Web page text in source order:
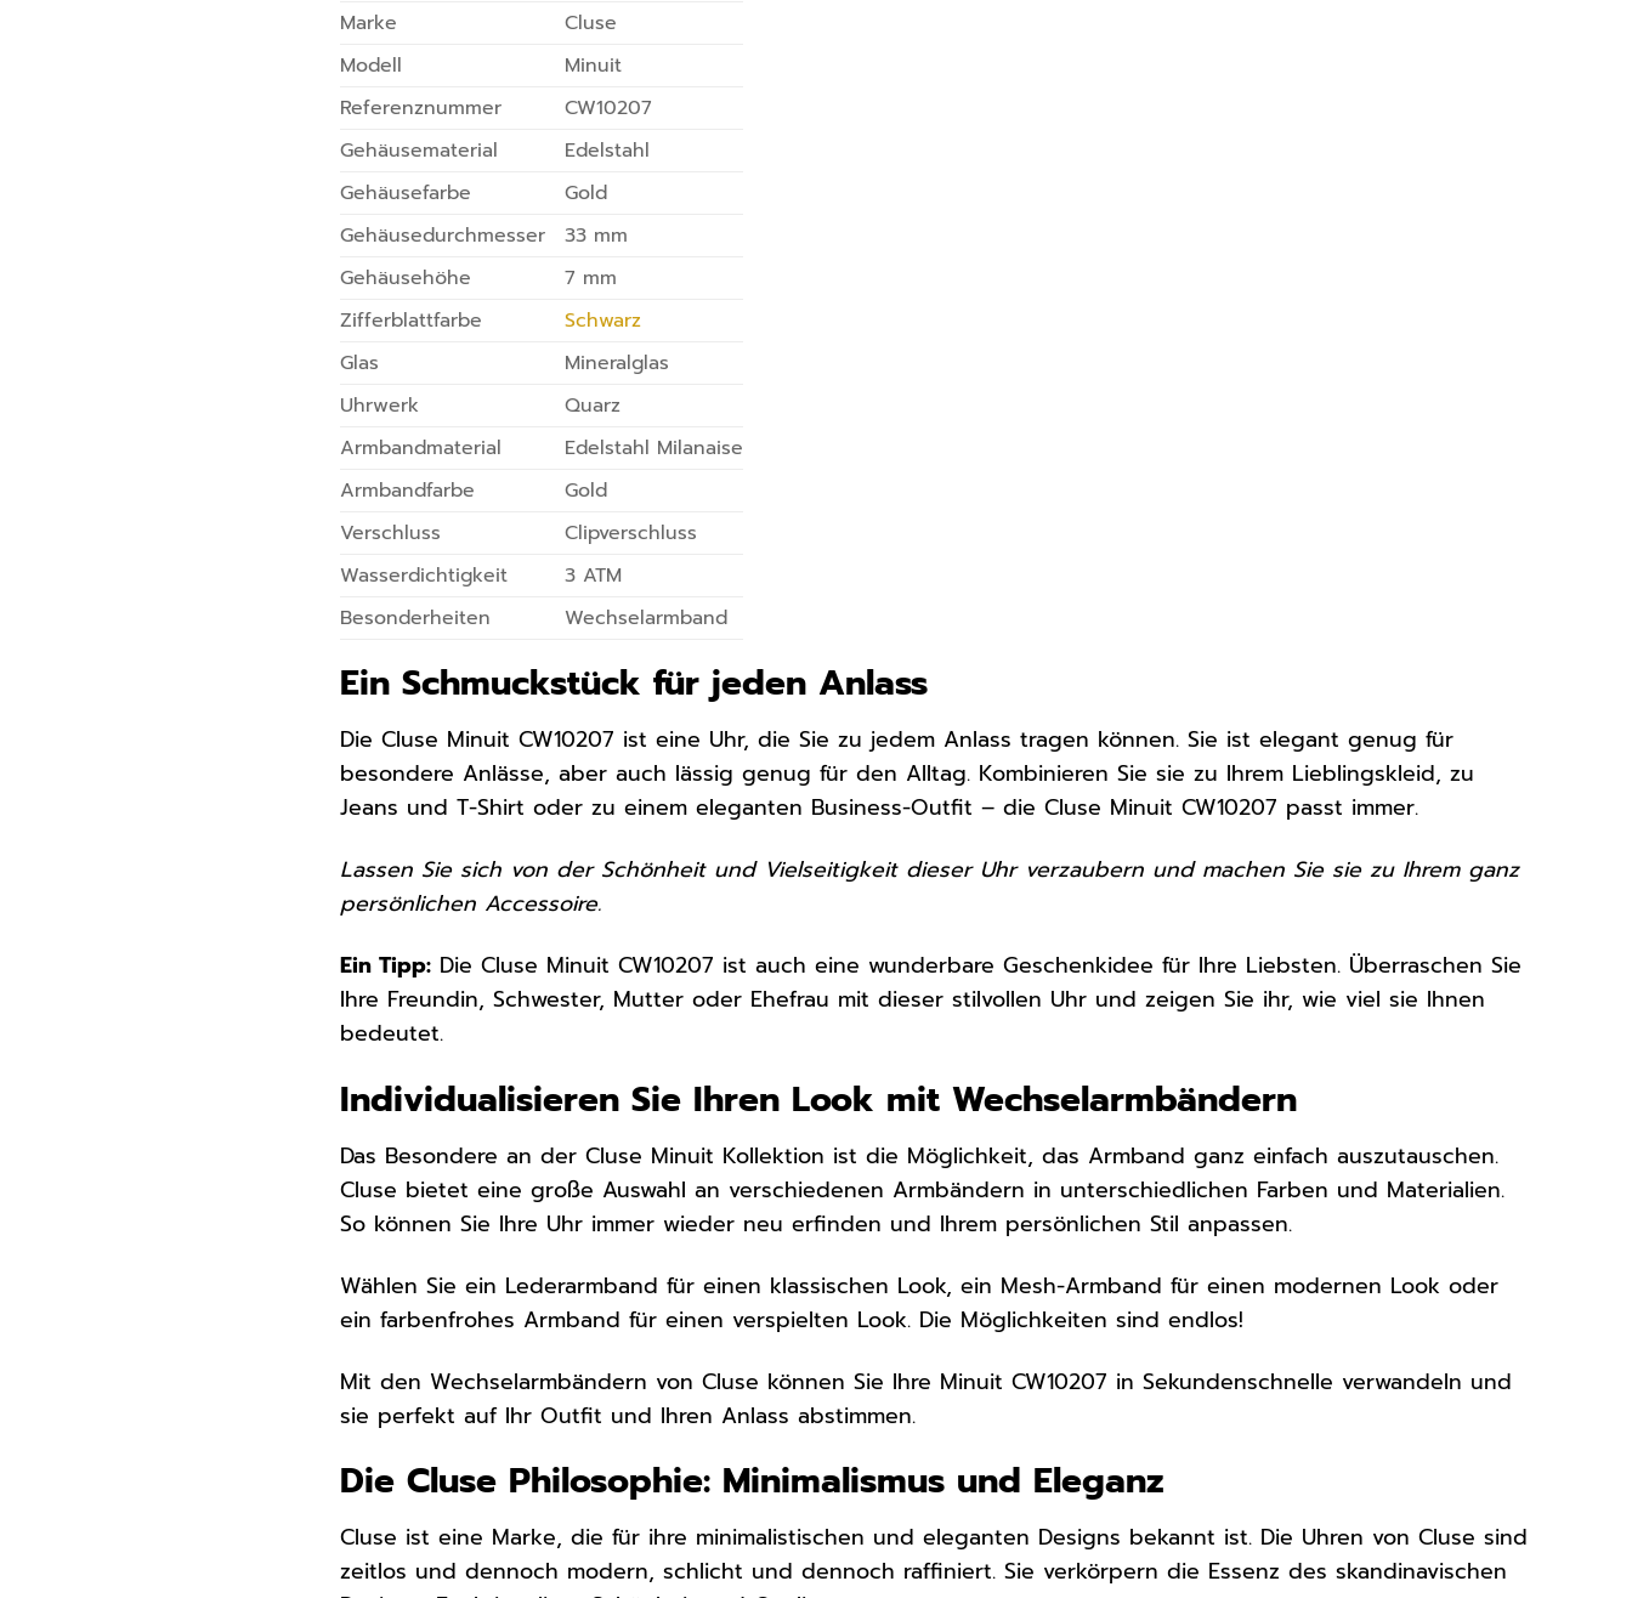
Marke
Cluse
Modell
Minuit
Referenznummer
CW10207
Gehäusematerial
Edelstahl
Gehäusefarbe
Gold
Gehäusedurchmesser
33 mm
Gehäusehöhe
7 mm
Zifferblattfarbe
Schwarz
Glas
Mineralglas
Uhrwerk
Quarz
Armbandmaterial
Edelstahl Milanaise
Armbandfarbe
Gold
Verschluss
Clipverschluss
Wasserdichtigkeit
3 ATM
Besonderheiten
Wechselarmband
Ein Schmuckstück für jeden Anlass
Die Cluse Minuit CW10207 ist eine Uhr, die Sie zu jedem Anlass tragen können. Sie ist elegant genug für
besondere Anlässe, aber auch lässig genug für den Alltag. Kombinieren Sie sie zu Ihrem Lieblingskleid, zu
Jeans und T-Shirt oder zu einem eleganten Business-Outfit – die Cluse Minuit CW10207 passt immer.
Lassen Sie sich von der Schönheit und Vielseitigkeit dieser Uhr verzaubern und machen Sie sie zu Ihrem ganz
persönlichen Accessoire.
Ein Tipp: Die Cluse Minuit CW10207 ist auch eine wunderbare Geschenkidee für Ihre Liebsten. Überraschen Sie
Ihre Freundin, Schwester, Mutter oder Ehefrau mit dieser stilvollen Uhr und zeigen Sie ihr, wie viel sie Ihnen
bedeutet.
Individualisieren Sie Ihren Look mit Wechselarmbändern
Das Besondere an der Cluse Minuit Kollektion ist die Möglichkeit, das Armband ganz einfach auszutauschen.
Cluse bietet eine große Auswahl an verschiedenen Armbändern in unterschiedlichen Farben und Materialien.
So können Sie Ihre Uhr immer wieder neu erfinden und Ihrem persönlichen Stil anpassen.
Wählen Sie ein Lederarmband für einen klassischen Look, ein Mesh-Armband für einen modernen Look oder
ein farbenfrohes Armband für einen verspielten Look. Die Möglichkeiten sind endlos!
Mit den Wechselarmbändern von Cluse können Sie Ihre Minuit CW10207 in Sekundenschnelle verwandeln und
sie perfekt auf Ihr Outfit und Ihren Anlass abstimmen.
Die Cluse Philosophie: Minimalismus und Eleganz
Cluse ist eine Marke, die für ihre minimalistischen und eleganten Designs bekannt ist. Die Uhren von Cluse sind
zeitlos und dennoch modern, schlicht und dennoch raffiniert. Sie verkörpern die Essenz des skandinavischen